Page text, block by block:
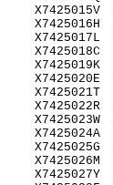
X7425015V
X7425016H
X7425017L
X7425018C
X7425019K
X7425020E
X7425021T
X7425022R
X7425023W
X7425024A
X7425025G
X7425026M
X7425027Y